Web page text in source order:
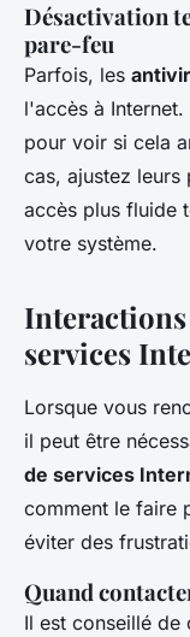
Désactivation
pare-feu
Parfois, les
l'accès à
pour voir si cela
cas, ajustez leurs
accès plus fluide
votre système.
services
Lorsque vous
il peut être
de services
comment le faire
éviter des
Quand
Il est conseillé